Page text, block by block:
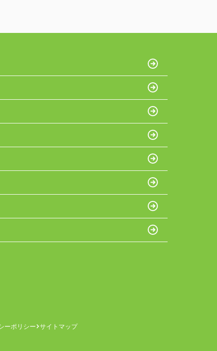
ーポリシー サイトマップ